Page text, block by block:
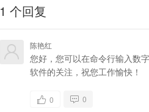
1 个回复
陈艳红
您好，您可以在命令行输入数
软件的关注，祝您工作愉快！
0 0